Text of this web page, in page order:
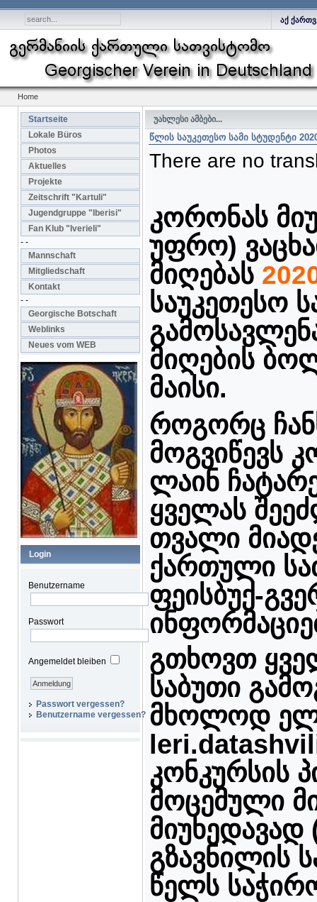
აქ
Home
Startseite
Lokale Büros
Photos
Aktuelles
Projekte
Zeitschrift "Kartuli"
Jugendgruppe "Iberisi"
Fan Klub "Iverieli"
- -
Mannschaft
Mitgliedschaft
Kontakt
- -
Georgische Botschaft
Weblinks
Neues vom WEB
Login
Benutzername
Passwort
Angemeldet bleiben
Passwort vergessen?
Benutzername vergessen?
უახლესი ამბები...
ᲬᲚᲘᲡ ᲡᲐᲣᲙᲔᲗᲔᲡᲝ ᲡᲐᲛᲘ ᲡᲢᲣᲓᲔᲜᲢᲘ
There are no
კორონას
უფრო)
მიღებას
საუკეთესო
მიღების
მაისი.
როგორც
მოგვიწევს
ლაინ
ყველას
თვალი
ქართული
ფეისბუქ-
გთხოვთ
საბუთი
მხოლოდ
კონკურსის
მოცემული
გზავნილის
წელს